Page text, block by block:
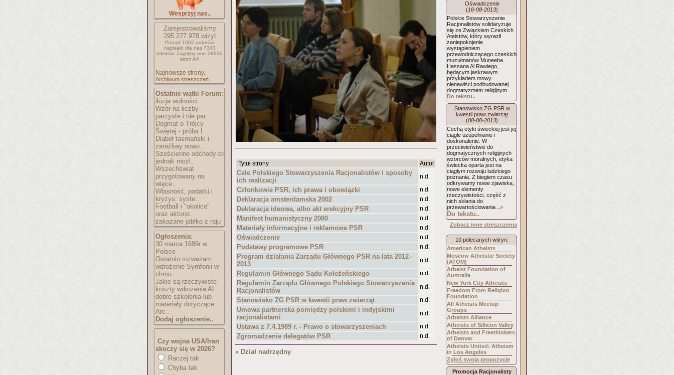
Wesprzyj nas..
Zarejestrowaliśmy
295.277.978wizyt
Ponad 1062 autorów
napisało dla nas 7343
tekstów. Zajęłyby one 28930
stron A4
Najnowsze strony..
Archiwum streszczeń..
Ostatnie wątki Forum:
iluzja wolności
Wzór na liczby
parzyste i nie par..
Dogmat o Trójcy
Świętej - próba l..
Diabeł tasmański i
zaraźliwy nowo..
Sześcienne odchody-to
jednak możl..
Wszechświat
przygotowany na
więce..
Własność, podatki i
kryzys: syste..
Football i "okolice"
oraz aktorst..
zakazane jabłko z raju
Ogłoszenia:
30 marca 1689r w
Polsce
Ostatnio rozważam
wdrożenie Symfonii w
chmu..
Jakie są rzeczywiste
koszty wdrożenia AI
dobre szkolenia lub
materiały dotyczące
Arc..
Dodaj ogłoszenie..
Czy wojna USA/Iran
skoczy się w 2026?
Raczej tak
Chyba tak
Tytuł strony Autor
Cele Polskiego Stowarzyszenia Racjonalistów i sposoby
ich realizacji
n.d.
Członkowie PSR, ich prawa i obowiązki n.d.
Deklaracja amsterdamska 2002 n.d.
Deklaracja ideowa, albo akt erekcyjny PSR n.d.
Manifest humanistyczny 2000 n.d.
Materiały informacyjne i reklamowe PSR n.d.
Oświadczenie n.d.
Podstawy programowe PSR n.d.
Program działania Zarządu Głównego PSR na lata 2012–
2013
n.d.
Regulamin Głównego Sądu Koleżeńskiego n.d.
Regulamin Zarządu Głównego Polskiego Stowarzyszenia
Racjonalistów
n.d.
Stanowisko ZG PSR w kwestii praw zwierząt n.d.
Umowa partnerska pomiędzy polskimi i indyjskimi
racjonalistami
n.d.
Ustawa z 7.4.1989 r. - Prawo o stowarzyszeniach n.d.
Zgromadzenie delegatów PSR n.d.
« Dział nadrzędny
Oświadczenie
(16-08-2013)
Polskie Stowarzyszenie
Racjonalistów solidaryzuje
się ze Związkiem Czeskich
Ateistów, który wyraził
zaniepokojenie
wystąpieniem
przewodniczącego czeskich
muzułmanów Muneeba
Hassana Al Rawiego,
będącym jaskrawym
przykładem mowy
nienawiści podbudowanej
dogmatyzmem religijnym.
Do tekstu..
Stanowisko ZG PSR w
kwestii praw zwierząt
(08-08-2013)
Cechą etyki świeckiej jest jej
ciągłe uzupełnianie i
doskonalenie. W
przeciwieństwie do
dogmatycznych religijnych
wzorców moralnych, etyka
świecka oparta jest na
ciągłym rozwoju ludzkiego
poznania. Z biegiem czasu
odkrywamy nowe zjawiska,
nowe elementy
rzeczywistości, część z
nich skłania do
przewartościowania ..»
Do tekstu..
Zobacz inne streszczenia
10 polecanych witryn:
American Atheists
Moscow Atheistic Society
(ATOM)
Atheist Foundation of
Australia
New York City Atheists
Freedom From Religion
Foundation
All Atheists Meetup
Groups
Atheists Alliance
Atheists of Sillicon Valley
Atheists and Freethinkers
of Denver
Atheists United: Atheism
in Los Angeles
Zgłoś swoją propozycję
Promocja Racjonalisty